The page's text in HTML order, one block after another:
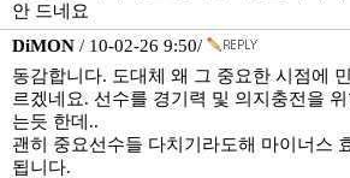
안 드네요
DiMON / 10-02-26 9:50/
동감합니다. 도대체 왜 그 중요한 시점에
르겠네요. 선수를 경기력 및 의지충전을
는듯 한데..
괜히 중요선수들 다치기라도해 마이너스
됩니다.